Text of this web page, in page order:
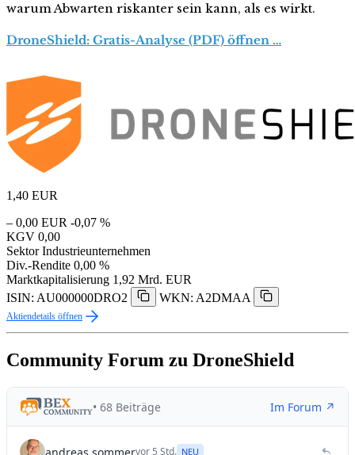
warum Abwarten riskanter sein kann, als es wirkt.
DroneShield: Gratis-Analyse (PDF) öffnen …
1,40 EUR
– 0,00 EUR -0,07 %
KGV 0,00
Sektor Industrieunternehmen
Div.-Rendite 0,00 %
Marktkapitalisierung 1,92 Mrd. EUR
ISIN: AU000000DRO2
WKN: A2DMAA
Aktiendetails öffnen
Community Forum zu DroneShield